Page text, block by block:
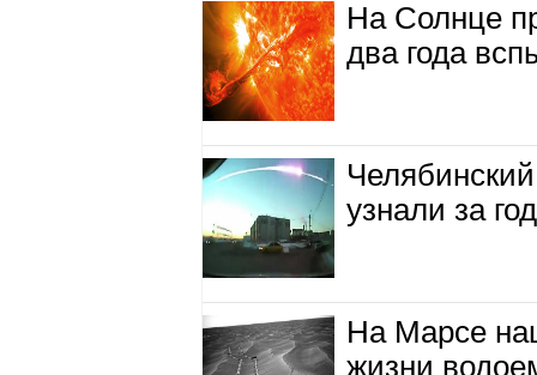
На Солнце
два года
узнали за год
На Марсе
жизни